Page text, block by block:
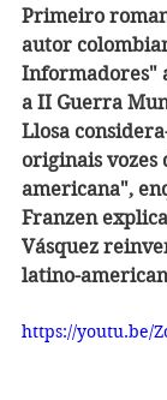
Primeiro
autor
Informadores"
a II Guerra
Llosa
originais
americana",
Franzen
Vásquez
latino-
https://youtu.be/